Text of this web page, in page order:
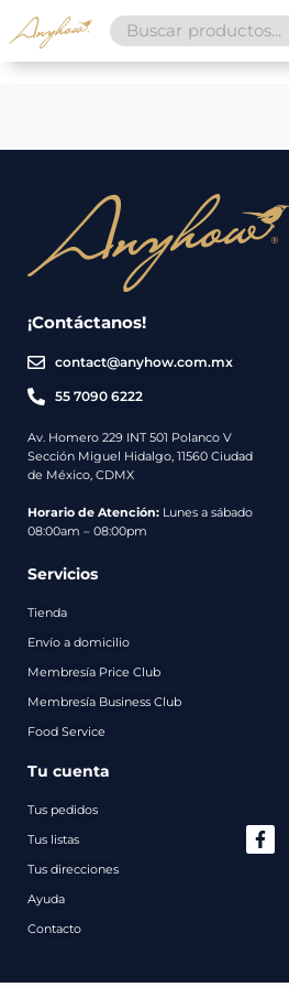
Search
for:
¡Contáctanos!
contact@anyhow.com.mx
55 7090 6222
Av. Homero 229 INT 501 Polanco V
Sección Miguel Hidalgo, 11560 Ciudad
de México, CDMX
Horario de Atención: Lunes a sábado
08:00am – 08:00pm
Servicios
Tienda
Envío a domicilio
Membresía Price Club
Membresía Business Club
Food Service
Tu cuenta
Tus pedidos
Tus listas
Tus direcciones
Ayuda
Contacto
Nosotros
Servicios
Envíos
Métodos
de
Catálogo
Regalos
Contacto